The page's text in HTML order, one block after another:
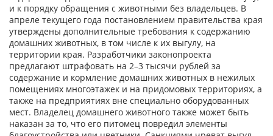
и к порядку обращения с животными без владельцев. В
апреле текущего года постановлением правительства края
утверждены дополнительные требования к содержанию
домашних животных, в том числе к их выгулу, на
территории края. Разработчики законопроекта
предлагают штрафовать на 2–3 тысячи рублей за
содержание и кормление домашних животных в нежилых
помещениях многоэтажек и на придомовых территориях, а
также на предприятиях вне специально оборудованных
мест. Владелец домашнего животного также может быть
наказан за то, что его питомец повредил элементы